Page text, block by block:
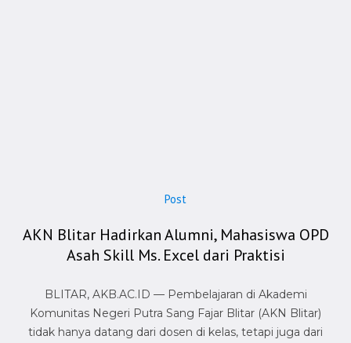
Post
AKN Blitar Hadirkan Alumni, Mahasiswa OPD
Asah Skill Ms. Excel dari Praktisi
BLITAR, AKB.AC.ID — Pembelajaran di Akademi
Komunitas Negeri Putra Sang Fajar Blitar (AKN Blitar)
tidak hanya datang dari dosen di kelas, tetapi juga dari